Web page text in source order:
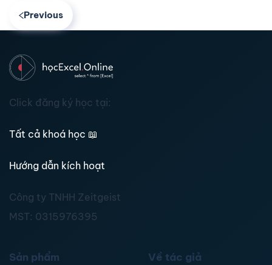
Previous
Click đăng ký học tại:
Tất cả khoá học 📖
Hướng dẫn kích hoạt
Công ty TNHH Zeitgeist
MST: 0315976395
Sản phẩm Về tác giả